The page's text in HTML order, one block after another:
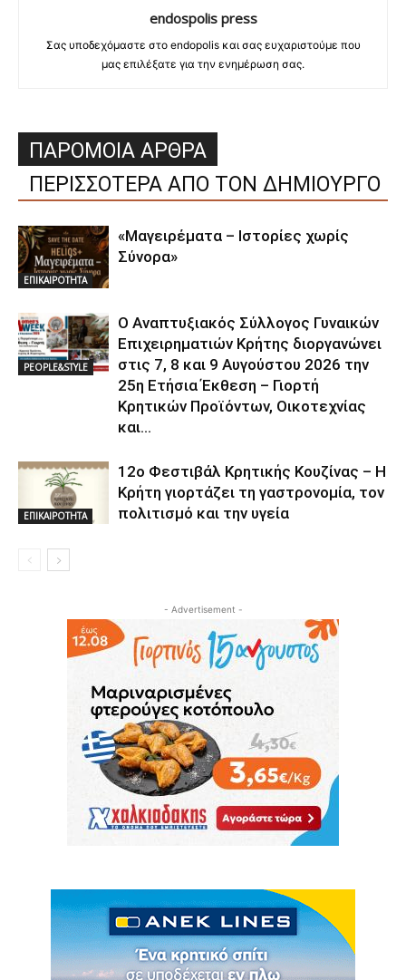
endospolis press
Σας υποδεχόμαστε στο endopolis και σας ευχαριστούμε που
μας επιλέξατε για την ενημέρωση σας.
ΠΑΡΟΜΟΙΑ ΑΡΘΡΑ
ΠΕΡΙΣΣΟΤΕΡΑ ΑΠΟ ΤΟΝ ΔΗΜΙΟΥΡΓΟ
ΕΠΙΚΑΙΡΟΤΗΤΑ
«Μαγειρέματα – Ιστορίες χωρίς
Σύνορα»
PEOPLE&STYLE
Ο Αναπτυξιακός Σύλλογος Γυναικών
Επιχειρηματιών Κρήτης διοργανώνει
στις 7, 8 και 9 Αυγούστου 2026 την
25η Ετήσια Έκθεση – Γιορτή
Κρητικών Προϊόντων, Οικοτεχνίας
και...
ΕΠΙΚΑΙΡΟΤΗΤΑ
12ο Φεστιβάλ Κρητικής Κουζίνας – Η
Κρήτη γιορτάζει τη γαστρονομία, τον
πολιτισμό και την υγεία
- Advertisement -